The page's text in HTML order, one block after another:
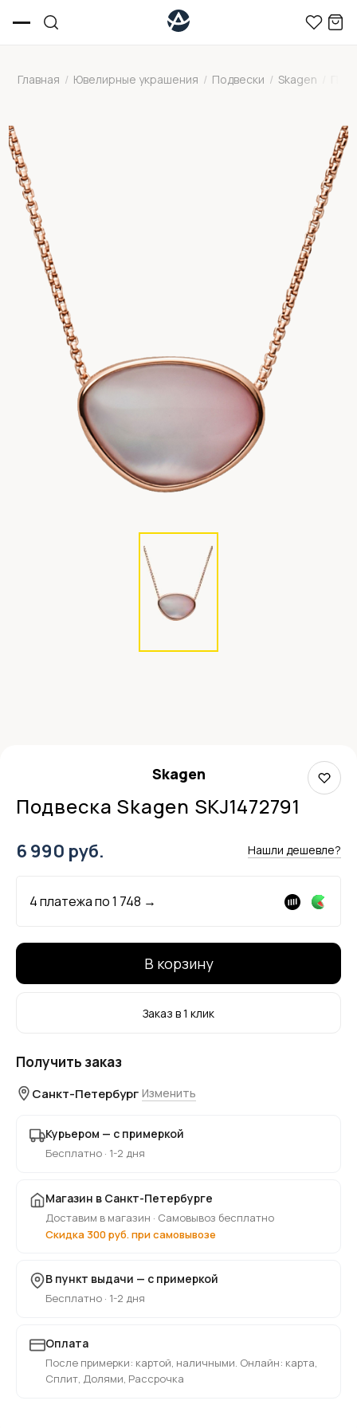
Главная / Ювелирные украшения / Подвески / Skagen
Skagen
Подвеска Skagen SKJ1472791
6 990 руб. Нашли дешевле?
4 платежа по1 748 →
В корзину
Заказ в 1 клик
Получить заказ
Санкт-Петербург Изменить
Курьером — с примеркой
Бесплатно · 1-2 дня
Магазин в Санкт-Петербурге
Доставим в магазин · Самовывоз бесплатно
Скидка 300 руб. при самовывозе
В пункт выдачи — с примеркой
Бесплатно · 1-2 дня
Оплата
После примерки: картой, наличными. Онлайн: карта,
Сплит, Долями, Рассрочка